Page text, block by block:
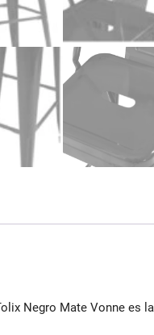
Negro Mate Vonne